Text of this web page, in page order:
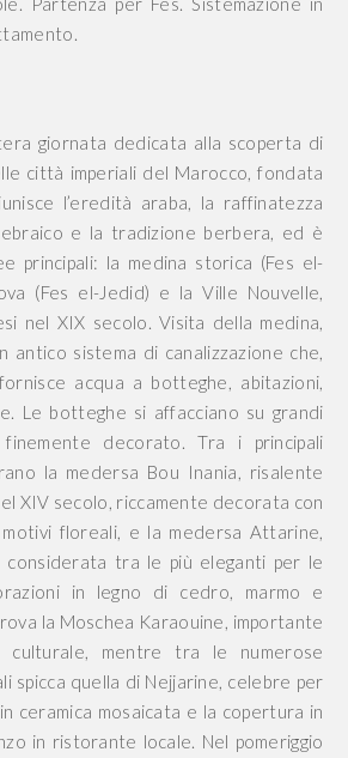
giornata dedicata alla scoperta di
città imperiali del Marocco, fondata
l’eredità araba, la raffinatezza
ebraico e la tradizione berbera, ed è
principali: la medina storica (Fes el-
(Fes el-Jedid) e la Ville Nouvelle,
nel XIX secolo. Visita della medina,
antico sistema di canalizzazione che,
acqua a botteghe, abitazioni,
Le botteghe si affacciano su grandi
decorato. Tra i principali
la medersa Bou Inania, risalente
XIV secolo, riccamente decorata con
floreali, e la medersa Attarine,
tra le più eleganti per le
in legno di cedro, marmo e
la Moschea Karaouine, importante
mentre tra le numerose
spicca quella di Nejjarine, celebre per
ceramica mosaicata e la copertura in
in ristorante locale. Nel pomeriggio